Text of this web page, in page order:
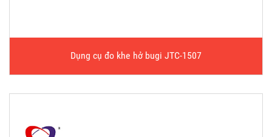
Dụng cụ đo khe hở bugi JTC-1507